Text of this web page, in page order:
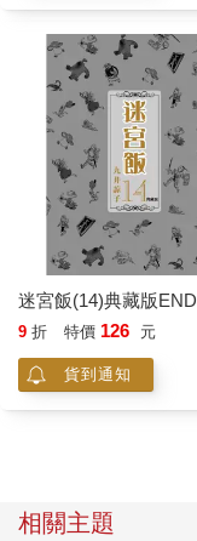
迷宮飯(14)典藏版END
9 折 特價 126 元
貨到通知
相關主題